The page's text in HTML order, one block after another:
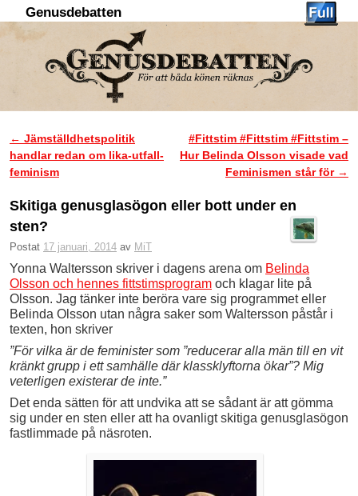
Genusdebatten
Inläggsnavigering
← Jämställdhetspolitik
handlar redan om lika-utfall-
feminism
#Fittstim #Fittstim #Fittstim –
Hur Belinda Olsson visade vad
Feminismen står för →
Skitiga genusglasögon eller bott under en
sten?
Postat 17 januari, 2014 av MiT
Yonna Waltersson skriver i dagens arena om Belinda
Olsson och hennes fittstimsprogram och klagar lite på
Olsson. Jag tänker inte beröra vare sig programmet eller
Belinda Olsson utan några saker som Waltersson påstår i
texten, hon skriver
”För vilka är de feminister som ”reducerar alla män till en vit
kränkt grupp i ett samhälle där klassklyftorna ökar”? Mig
veterligen existerar de inte.”
Det enda sätten för att undvika att se sådant är att gömma
sig under en sten eller att ha ovanligt skitiga genusglasögon
fastlimmade på näsroten.